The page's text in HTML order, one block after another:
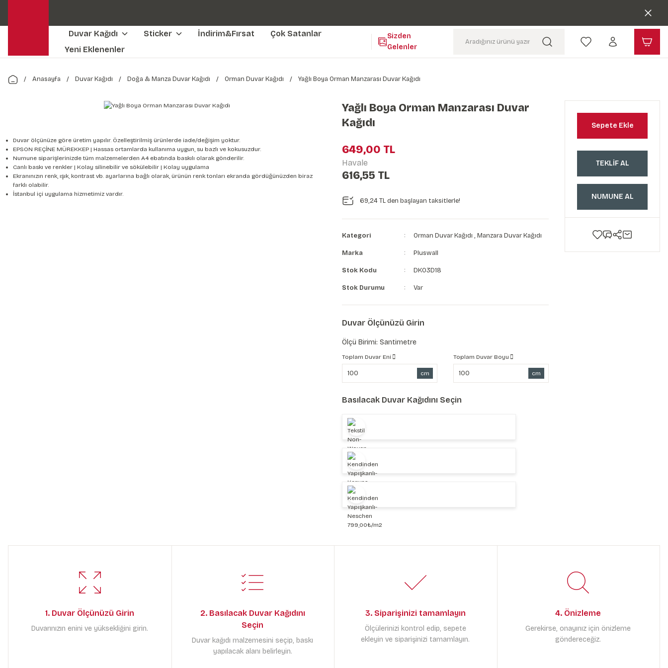
Kendinden Yapışkanlı Kolay Uygulanan Duvar Kağıtları😇
Duvar Kağıdı Sticker İndirim&Fırsat
Çok Satanlar
Yeni Eklenenler
Sizden
Gelenler
Anasayfa Duvar Kağıdı Doğa & Manza Duvar Kağıdı Orman Duvar Kağıdı Yağlı Boya Orman Manzarası Duvar Kağıdı
Duvar ölçünüze göre üretim yapılır. Özelleştirilmiş ürünlerde iade/değişim yoktur.
EPSON REÇİNE MÜREKKEP | Hassas ortamlarda kullanıma uygun, su bazlı ve kokusuzdur.
Numune siparişlerinizde tüm malzemelerden A4 ebatında baskılı olarak gönderilir.
Canlı baskı ve renkler | Kolay silinebilir ve sökülebilir | Kolay uygulama
Ekranınızın renk, ışık, kontrast vb. ayarlarına bağlı olarak, ürünün renk tonları ekranda gördüğünüzden biraz
farklı olabilir.
İstanbul içi uygulama hizmetimiz vardır.
Yağlı Boya Orman Manzarası Duvar
Kağıdı
649,00 TL
Havale
616,55 TL
69,24 TL den başlayan taksitlerle!
Kategori Orman Duvar Kağıdı , Manzara Duvar Kağıdı
Marka Pluswall
Stok Kodu DK03D18
Stok Durumu Var
Duvar Ölçünüzü Girin
Ölçü Birimi: Santimetre
Toplam Duvar Eni
cm
Toplam Duvar Boyu
cm
Basılacak Duvar Kağıdını Seçin
Sepete Ekle
TEKLİF AL
NUMUNE AL
1. Duvar Ölçünüzü Girin
Duvarınızın enini ve yüksekliğini girin.
2. Basılacak Duvar Kağıdını
Seçin
Duvar kağıdı malzemesini seçip, baskı
yapılacak alanı belirleyin.
3. Siparişinizi tamamlayın
Ölçülerinizi kontrol edip, sepete
ekleyin ve siparişinizi tamamlayın.
4. Önizleme
Gerekirse, onayınız için önizleme
göndereceğiz.